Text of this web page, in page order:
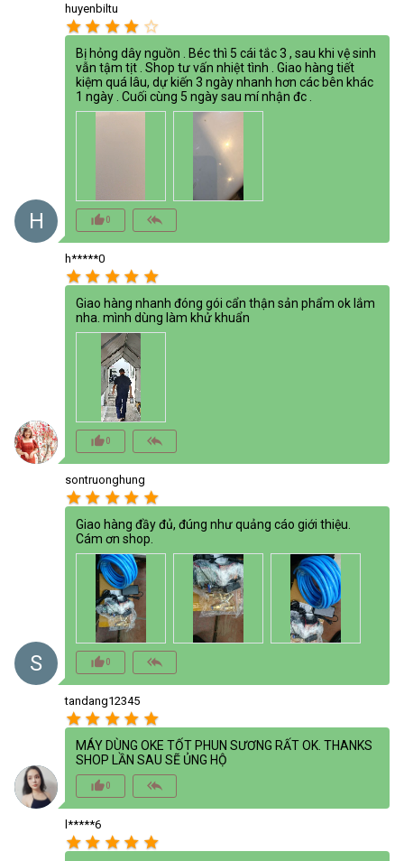
H
huyenbiltu
star star star star star_border
Bị hỏng dây nguồn . Béc thì 5 cái tắc 3 , sau khi vệ sinh
vẫn tậm tịt . Shop tư vấn nhiệt tình . Giao hàng tiết
kiệm quá lâu, dự kiến 3 ngày nhanh hơn các bên khác
1 ngày . Cuối cùng 5 ngày sau mí nhận đc .
thumb_up_alt0 reply_all
h*****0
star star star star star
Giao hàng nhanh đóng gói cẩn thận sản phẩm ok lắm
nha. mình dùng làm khử khuẩn
thumb_up_alt0 reply_all
S
sontruonghung
star star star star star
Giao hàng đầy đủ, đúng như quảng cáo giới thiệu.
Cám ơn shop.
thumb_up_alt0 reply_all
tandang12345
star star star star star
MÁY DÙNG OKE TỐT PHUN SƯƠNG RẤT OK. THANKS
SHOP LẦN SAU SẼ ỦNG HỘ
thumb_up_alt0 reply_all
l*****6
star star star star star